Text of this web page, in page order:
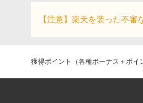
【注意】楽天を装った不審
獲得ポイント（各種ボーナス＋ポ